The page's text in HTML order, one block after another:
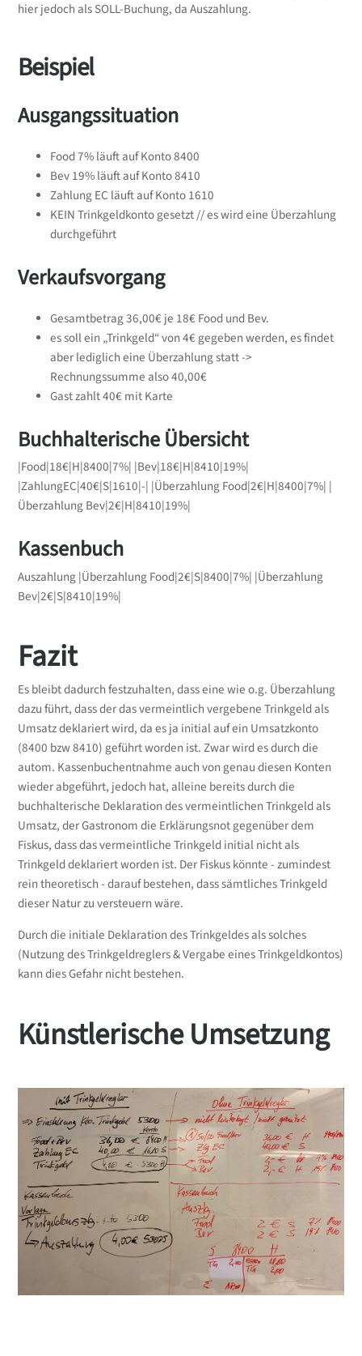
hier jedoch als SOLL-Buchung, da Auszahlung.
Beispiel
Ausgangssituation
Food 7% läuft auf Konto 8400
Bev 19% läuft auf Konto 8410
Zahlung EC läuft auf Konto 1610
KEIN Trinkgeldkonto gesetzt // es wird eine Überzahlung
durchgeführt
Verkaufsvorgang
Gesamtbetrag 36,00€ je 18€ Food und Bev.
es soll ein „Trinkgeld“ von 4€ gegeben werden, es findet
aber lediglich eine Überzahlung statt ->
Rechnungssumme also 40,00€
Gast zahlt 40€ mit Karte
Buchhalterische Übersicht
|Food|18€|H|8400|7%| |Bev|18€|H|8410|19%|
|ZahlungEC|40€|S|1610|-| |Überzahlung Food|2€|H|8400|7%| |
Überzahlung Bev|2€|H|8410|19%|
Kassenbuch
Auszahlung |Überzahlung Food|2€|S|8400|7%| |Überzahlung
Bev|2€|S|8410|19%|
Fazit
Es bleibt dadurch festzuhalten, dass eine wie o.g. Überzahlung
dazu führt, dass der das vermeintlich vergebene Trinkgeld als
Umsatz deklariert wird, da es ja initial auf ein Umsatzkonto
(8400 bzw 8410) geführt worden ist. Zwar wird es durch die
autom. Kassenbuchentnahme auch von genau diesen Konten
wieder abgeführt, jedoch hat, alleine bereits durch die
buchhalterische Deklaration des vermeintlichen Trinkgeld als
Umsatz, der Gastronom die Erklärungsnot gegenüber dem
Fiskus, dass das vermeintliche Trinkgeld initial nicht als
Trinkgeld deklariert worden ist. Der Fiskus könnte - zumindest
rein theoretisch - darauf bestehen, dass sämtliches Trinkgeld
dieser Natur zu versteuern wäre.
Durch die initiale Deklaration des Trinkgeldes als solches
(Nutzung des Trinkgeldreglers & Vergabe eines Trinkgeldkontos)
kann dies Gefahr nicht bestehen.
Künstlerische Umsetzung